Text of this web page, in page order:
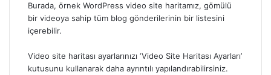
Burada, örnek WordPress video site haritamız, gömülü
bir videoya sahip tüm blog gönderilerinin bir listesini
içerebilir.
Video site haritası ayarlarınızı ‘Video Site Haritası Ayarları’
kutusunu kullanarak daha ayrıntılı yapılandırabilirsiniz.